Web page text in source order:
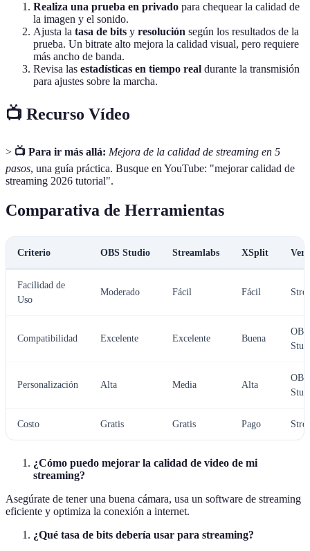
Realiza una prueba en privado para chequear la calidad de
la imagen y el sonido.
Ajusta la tasa de bits y resolución según los resultados de la
prueba. Un bitrate alto mejora la calidad visual, pero requiere
más ancho de banda.
Revisa las estadísticas en tiempo real durante la transmisión
para ajustes sobre la marcha.
📺 Recurso Vídeo
> 📺 Para ir más allá: Mejora de la calidad de streaming en 5
pasos, una guía práctica. Busque en YouTube: "mejorar calidad de
streaming 2026 tutorial".
Comparativa de Herramientas
Criterio OBS Studio Streamlabs XSplit
Facilidad de
Uso
Moderado Fácil Fácil
Compatibilidad Excelente Excelente Buena
OBS
Personalización Alta Media Alta
OBS
Costo Gratis Gratis Pago
¿Cómo puedo mejorar la calidad de video de mi
streaming?
Asegúrate de tener una buena cámara, usa un software de streaming
eficiente y optimiza la conexión a internet.
¿Qué tasa de bits debería usar para streaming?